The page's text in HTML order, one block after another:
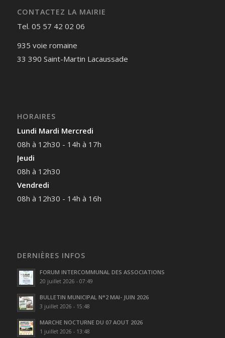
CONTACTEZ LA MAIRIE
Tel. 05 57 42 02 06
935 voie romaine
33 390 Saint-Martin Lacaussade
HORAIRES
Lundi Mardi Mercredi
08h à 12h30 - 14h à 17h
Jeudi
08h à 12h30
Vendredi
08h à 12h30 - 14h à 16h
DERNIÈRES INFOS
FORUM INTERCOMMUNAL DES ASSOCIATIONS
20 juillet 2026 - 07:49
BULLETIN MUNICIPAL N°2 MAI- JUIN 2026
3 juillet 2026 - 15:48
MARCHE NOCTURNE DU 07 AOUT 2026
1 juillet 2026 - 13:48